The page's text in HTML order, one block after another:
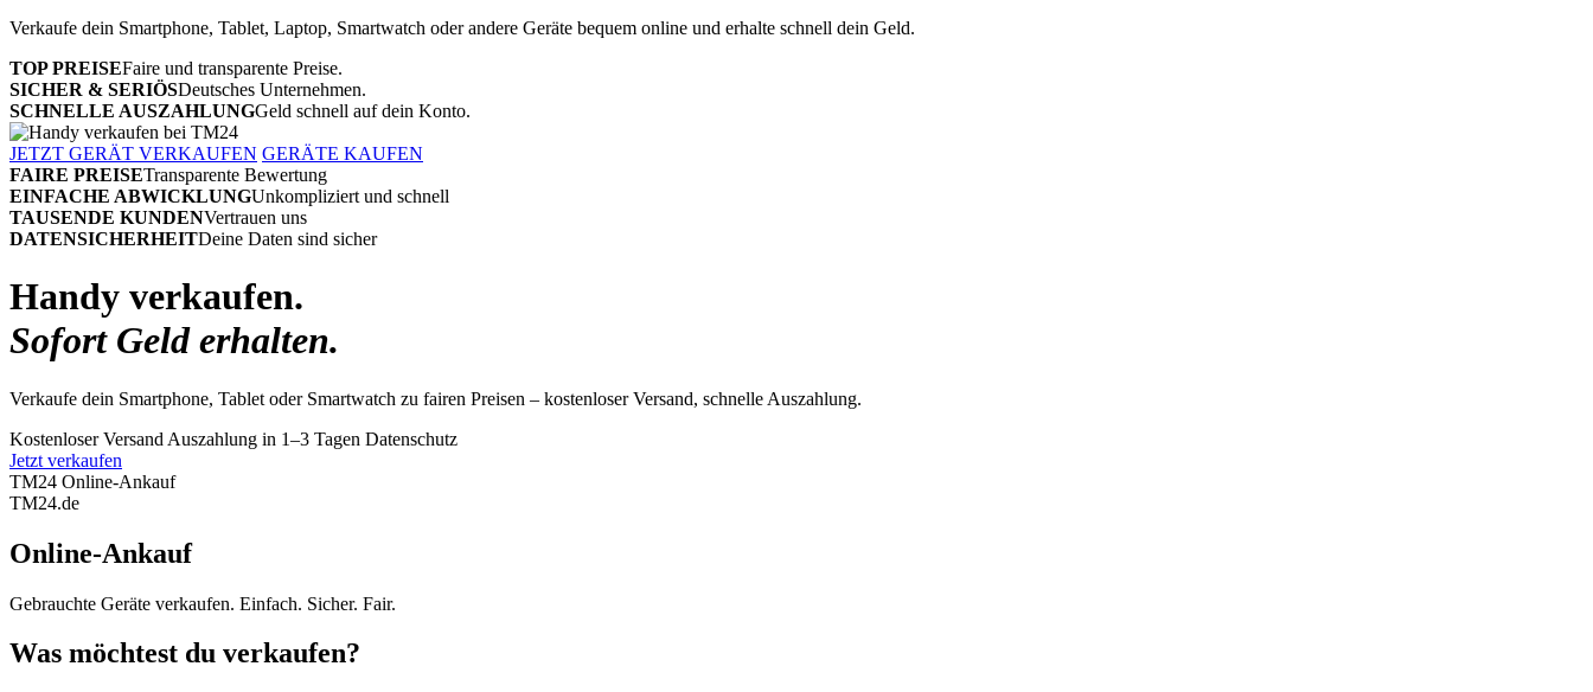
Verkaufe dein Smartphone, Tablet, Laptop, Smartwatch oder andere Geräte bequem online und erhalte schnell dein Geld.
TOP PREISEFaire und transparente Preise.
SICHER & SERIÖSDeutsches Unternehmen.
SCHNELLE AUSZAHLUNGGeld schnell auf dein Konto.
JETZT GERÄT VERKAUFEN GERÄTE KAUFEN
FAIRE PREISETransparente Bewertung
EINFACHE ABWICKLUNGUnkompliziert und schnell
TAUSENDE KUNDENVertrauen uns
DATENSICHERHEITDeine Daten sind sicher
Handy verkaufen.
Sofort Geld erhalten.
Verkaufe dein Smartphone, Tablet oder Smartwatch zu fairen Preisen – kostenloser Versand, schnelle Auszahlung.
Kostenloser Versand Auszahlung in 1–3 Tagen Datenschutz
Jetzt verkaufen
TM24 Online-Ankauf
TM24.de
Online-Ankauf
Gebrauchte Geräte verkaufen. Einfach. Sicher. Fair.
Was möchtest du verkaufen?